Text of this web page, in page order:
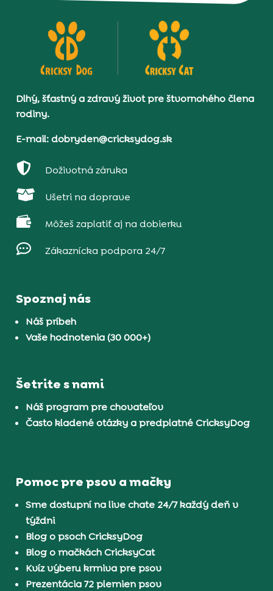
Dlhý, šťastný a zdravý život pre štvornohého člena
rodiny.
E-mail: dobryden@cricksydog.sk
 Doživotná záruka
 Ušetri na doprave
 Môžeš zaplatiť aj na dobierku
 Zákaznícka podpora 24/7
Spoznaj nás
Náš príbeh
Vaše hodnotenia (30 000+)
Šetrite s nami
Náš program pre chovateľov
Často kladené otázky a predplatné CricksyDog
Pomoc pre psov a mačky
Sme dostupní na live chate 24/7 každý deň v
týždni
Blog o psoch CricksyDog
Blog o mačkách CricksyCat
Kvíz výberu krmiva pre psov
Prezentácia 72 plemien psov